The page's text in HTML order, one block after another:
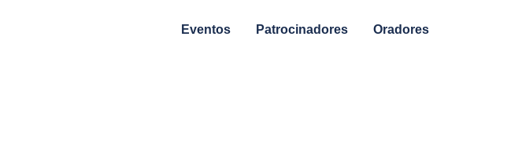
Eventos Patrocinadores Oradores